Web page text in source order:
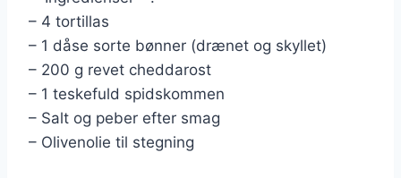
– 4 tortillas
– 1 dåse sorte bønner (drænet og skyllet)
– 200 g revet cheddarost
– 1 teskefuld spidskommen
– Salt og peber efter smag
– Olivenolie til stegning